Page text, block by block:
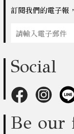
訂閱我們的電子報
Social
Be our